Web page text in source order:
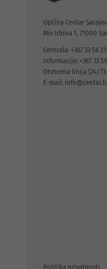
Općina Centar
Mis Irbina 1, 71000
Centrala: +387 33 56
Informacije: +387 33
Otvorena linija (24/7):
E-mail:
Politika privatnosti